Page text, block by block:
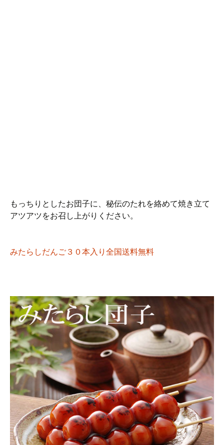
もっちりとしたお団子に、秘伝のたれを絡めて焼き立て
アツアツをお召し上がりください。
みたらしだんご３０本入り全国送料無料